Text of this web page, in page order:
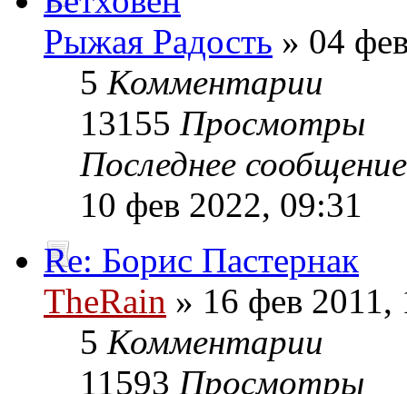
Рыжая Радость » 04
5 Комментарии
13155 Просмотры
Последнее
10 фев 2022, 09:31
Re: Борис Пастернак
TheRain » 16 фев 2011,
5 Комментарии
11593 Просмотры